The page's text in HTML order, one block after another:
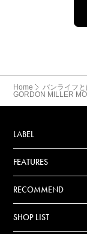
Home
バンライフ
GORDON MILLER
LABEL
FEATURES
RECOMMEND
SHOP LIST